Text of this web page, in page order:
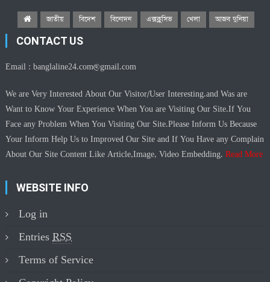
জাতীয় বিদেশ বিনোদন এক্সক্লুসিভ খেলা আজব দুনিয়া
CONTACT US
Email :banglaline24.com@gmail.com
We are Very Interested About Our Visitor/User Interesting.and Was are
Want to Know Your Experience When You are Visiting Our Site.If You
Face any Problem When You Visiting Our Site.Please Inform Us Because
Your Inform Help Us to Improved Our Site and If You Have any Complain
About Our Site Content Like Article,Image, Video Embedding.Read More
WEBSITE INFO
Log in
EntriesRSS
Terms of Service